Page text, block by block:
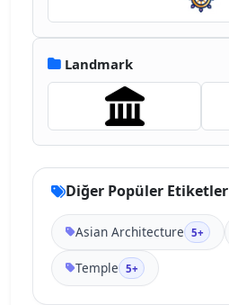
Landmark
Diğer Popüler Etiketler
Asian Architecture 5+
Temple 5+